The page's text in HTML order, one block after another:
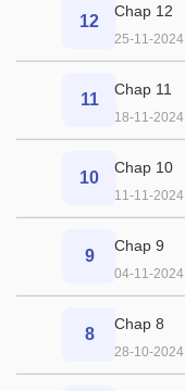
12
Chap 12
25-11-2024
11
Chap 11
18-11-2024
10
Chap 10
11-11-2024
9
Chap 9
04-11-2024
8
Chap 8
28-10-2024